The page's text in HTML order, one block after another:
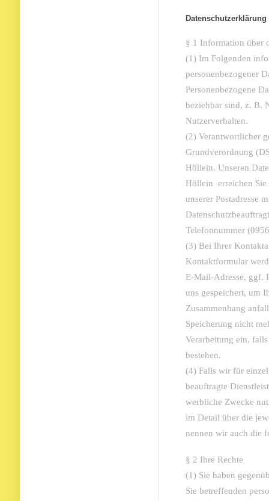
Datenschutzerklärung
§ 1 Information über
(1) Im Folgenden
personenbezogener
Personenbezogene
beziehbar sind, z. B.
Nutzerverhalten.
(2) Verantwortlicher
Grundverordnung
Höllein. Unseren
Höllein erreichen
unserer Postadresse
Telefonnummer
(3) Bei Ihrer
Kontaktformular
E-Mail-Adresse, ggf.
uns gespeichert, um
Zusammenhang
Speicherung nicht
Verarbeitung ein,
bestehen.
(4) Falls wir für
beauftragte
werbliche Zwecke
im Detail über die
nennen wir auch die
§ 2 Ihre Rechte
(1) Sie haben
Sie betreffenden